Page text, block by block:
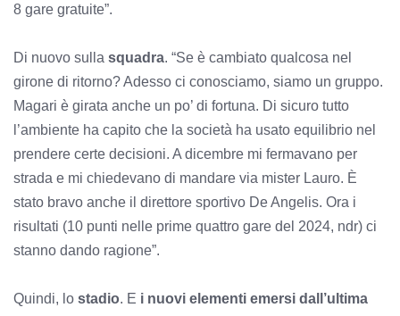
8 gare gratuite”.
Di nuovo sulla squadra. “Se è cambiato qualcosa nel
girone di ritorno? Adesso ci conosciamo, siamo un gruppo.
Magari è girata anche un po’ di fortuna. Di sicuro tutto
l’ambiente ha capito che la società ha usato equilibrio nel
prendere certe decisioni. A dicembre mi fermavano per
strada e mi chiedevano di mandare via mister Lauro. È
stato bravo anche il direttore sportivo De Angelis. Ora i
risultati (10 punti nelle prime quattro gare del 2024, ndr) ci
stanno dando ragione”.
Quindi, lo stadio. E i nuovi elementi emersi dall’ultima